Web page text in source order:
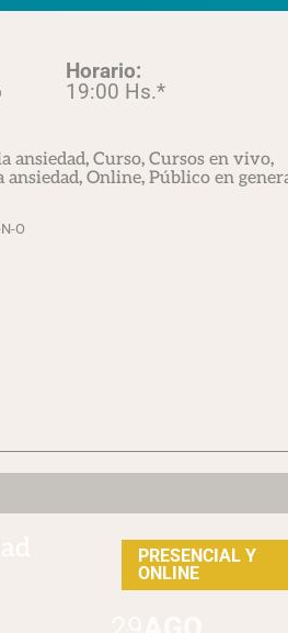
Horario:
19:00 Hs.*
ansiedad, Curso, Cursos en vivo,
ansiedad, Online, Público en
O
PRESENCIAL Y
ONLINE